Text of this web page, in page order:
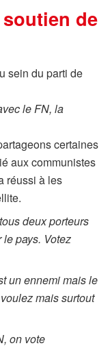
de
sein du parti de
le FN, la
certaines
aux communistes
réussi à les
deux porteurs
pays. Votez
un ennemi mais le
mais surtout
on vote